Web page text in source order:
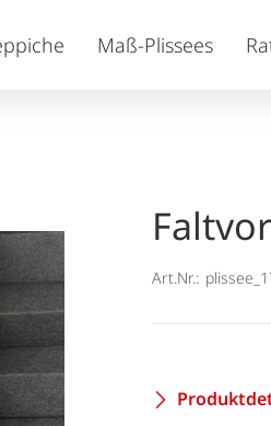
Maß-Plissees
Art.Nr.: